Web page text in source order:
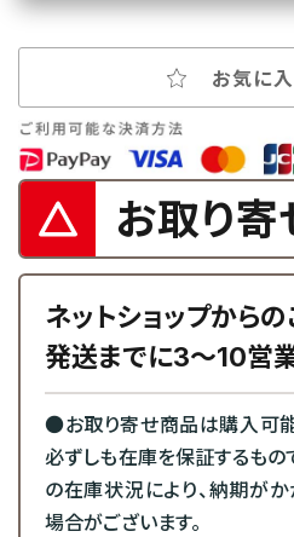
お気に
お取り寄
ネットショップから
発送までに3～10営
●お取り寄せ商品は購入可能
必ずしも在庫を保証するもの
の在庫状況により、納期が
場合がございます。